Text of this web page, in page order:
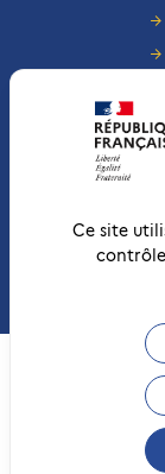
Ce site
contrôle